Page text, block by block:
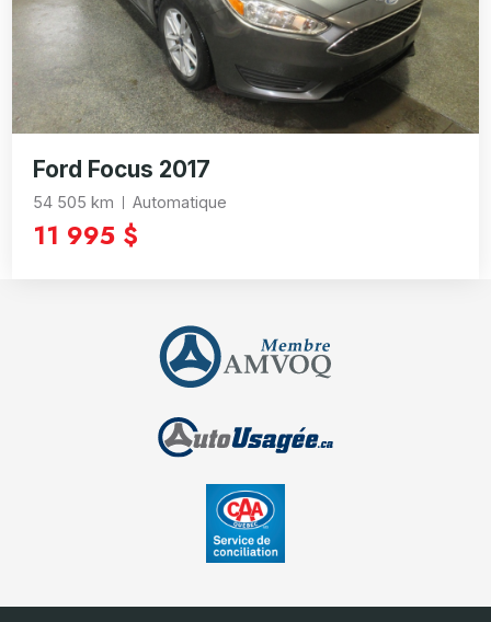
Ford Focus 2017
54 505 km Automatique
11 995 $